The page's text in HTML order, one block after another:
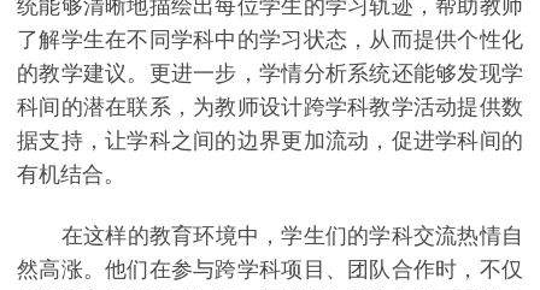
统能够清晰地描绘出每位学生的学习轨迹，帮助教师
了解学生在不同学科中的学习状态，从而提供个性化
的教学建议。更进一步，学情分析系统还能够发现学
科间的潜在联系，为教师设计跨学科教学活动提供数
据支持，让学科之间的边界更加流动，促进学科间的
有机结合。
在这样的教育环境中，学生们的学科交流热情自
然高涨。他们在参与跨学科项目、团队合作时，不仅